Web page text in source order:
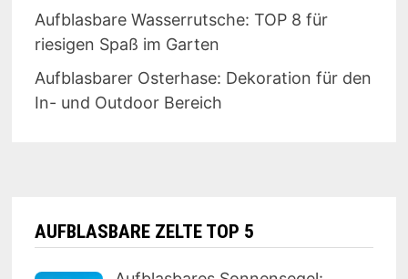
Aufblasbare Wasserrutsche: TOP 8 für
riesigen Spaß im Garten
Aufblasbarer Osterhase: Dekoration für den
In- und Outdoor Bereich
AUFBLASBARE ZELTE TOP 5